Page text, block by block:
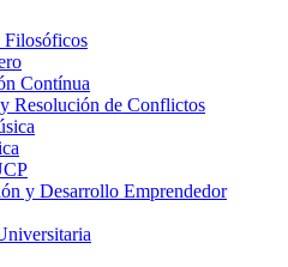
Filosóficos
Contínua
Resolución de Conflictos
y Desarrollo Emprendedor